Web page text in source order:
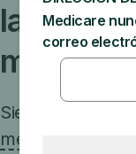
la
Siempre y
medicamentos